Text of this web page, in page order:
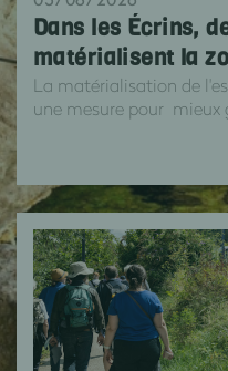
Dans les Écrins,
matérialisent la
La matérialisation de
une mesure pour mieux